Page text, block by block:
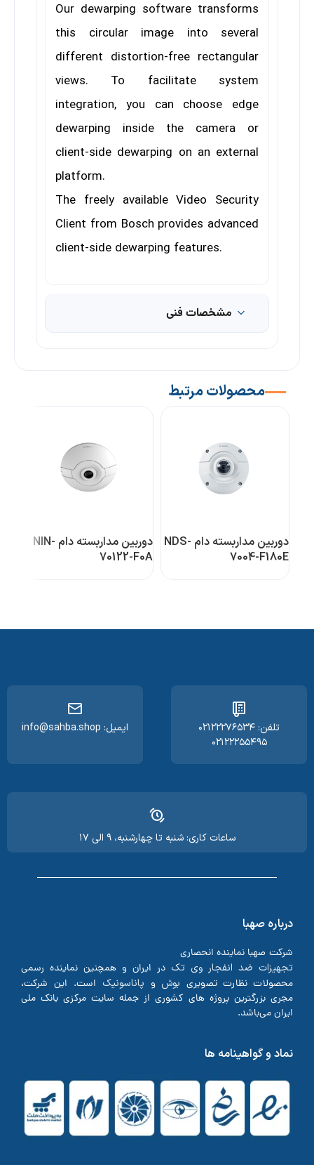
Our dewarping software transforms
this circular image into several
different distortion-free rectangular
views. To facilitate system
integration, you can choose edge
dewarping inside the camera or
client-side dewarping on an external
platform.
The freely available Video Security
Client from Bosch provides advanced
client-side dewarping features.
مشخصات فنی
محصولات مرتبط
دوربین مداربسته دام NDS-
7004-F180E
دوربین مداربسته دام NIN-
70122-F0A
تلفن: ۰۲۱۲۲۲۷۶۵۳۴
۰۲۱۲۲۲۵۵۴۹۵
ایمیل: info@sahba.shop
ساعات کاری: شنبه تا چهارشنبه، ۹ الی ۱۷
درباره صهبا
شرکت صهبا نماینده انحصاری
تجهیزات ضد انفجار وی تک در ایران و همچنین نماینده رسمی
محصولات نظارت تصویری بوش و پاناسونیک است. این شرکت،
مجری بزرگترین پروژه های کشوری از جمله سایت مرکزی بانک ملی
ایران می‌باشد.
نماد و گواهینامه ها